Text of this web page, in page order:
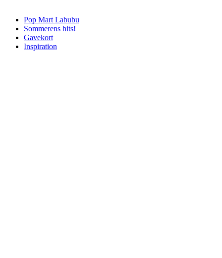
Pop Mart Labubu
Sommerens hits!
Gavekort
Inspiration